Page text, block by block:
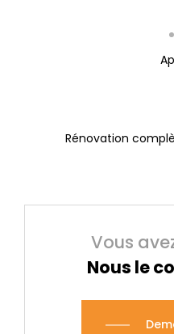
Rénovation
Vous
Nous le